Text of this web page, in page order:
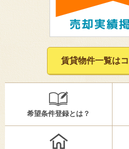
賃貸物件一覧は
希望条件登録とは？